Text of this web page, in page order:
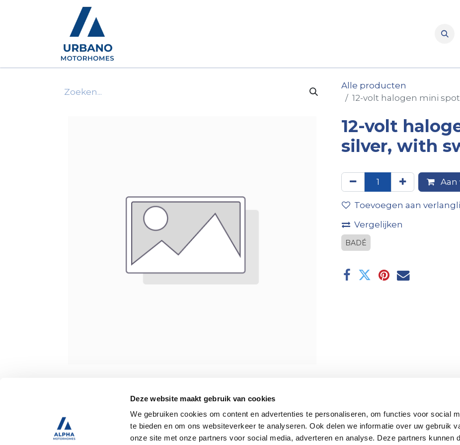
Deze website maakt gebruik van cookies
We gebruiken cookies om content en advertenties te personaliseren, om functies voor social
te bieden en om ons websiteverkeer te analyseren. Ook delen we informatie over uw gebruik
onze site met onze partners voor social media, adverteren en analyse. Deze partners kunnen
Merken
Alle producten
12-volt halogen mini
12-volt
silver, with
Toevoegen aan
Vergelijken
BADÉ
Tweedehands